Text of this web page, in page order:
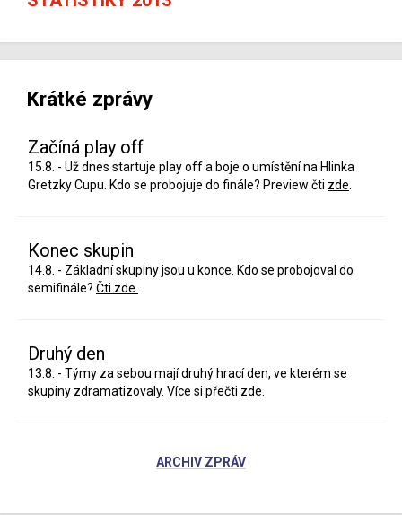
Krátké zprávy
Začíná play off
15.8. - Už dnes startuje play off a boje o umístění na Hlinka
Gretzky Cupu. Kdo se probojuje do finále? Preview čti zde
Konec skupin
14.8. - Základní skupiny jsou u konce. Kdo se probojoval do
semifinále? Čti zde.
Druhý den
13.8. - Týmy za sebou mají druhý hrací den, ve kterém se
skupiny zdramatizovaly. Více si přečti zde
ARCHIV ZPRÁV